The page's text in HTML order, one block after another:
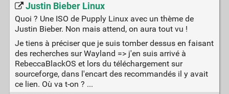
Justin Bieber Linux
Quoi ? Une ISO de Pupply Linux avec un thème de
Justin Bieber. Non mais attend, on aura tout vu !
Je tiens à préciser que je suis tomber dessus en faisant
des recherches sur Wayland => j'en suis arrivé à
RebeccaBlackOS et lors du téléchargement sur
sourceforge, dans l'encart des recommandés il y avait
ce lien. Où va t-on ? ...